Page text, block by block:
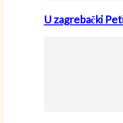
U zagrebački